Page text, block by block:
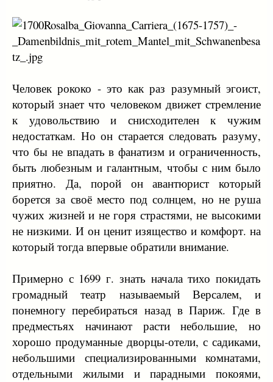
Человек рококо - это как раз разумный эгоист,
который знает что человеком движет стремление
к удовольствию и снисходителен к чужим
недостаткам. Но он старается следовать разуму,
что бы не впадать в фанатизм и ограниченность,
быть любезным и галантным, чтобы с ним было
приятно. Да, порой он авантюрист который
борется за своё место под солнцем, но не руша
чужих жизней и не горя страстями, не высокими
не низкими. И он ценит изящество и комфорт. на
который тогда впервые обратили внимание.
Примерно с 1699 г. знать начала тихо покидать
громадный театр называемый Версалем, и
понемногу перебираться назад в Париж. Где в
предместьях начинают расти небольшие, но
хорошо продуманные дворцы-отели, с садиками,
небольшими специализированными комнатами,
отдельными жилыми и парадными покоями,